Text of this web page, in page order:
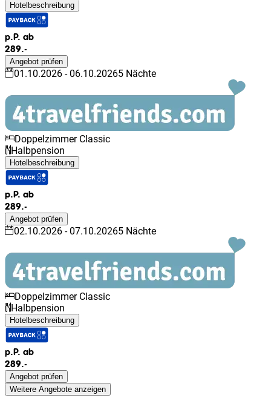
Hotelbeschreibung
p.P. ab
289.-
Angebot prüfen
01.10.2026 -06.10.20265 Nächte
Doppelzimmer Classic
Halbpension
Hotelbeschreibung
p.P. ab
289.-
Angebot prüfen
02.10.2026 -07.10.20265 Nächte
Doppelzimmer Classic
Halbpension
Hotelbeschreibung
p.P. ab
289.-
Angebot prüfen
Weitere Angebote anzeigen